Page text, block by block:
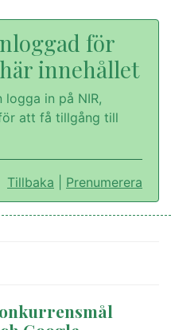
för
innehållet
logga in på NIR,
att få tillgång till
Tillbaka Prenumerera